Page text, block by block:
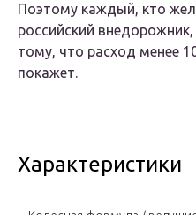
Поэтому каждый, кто
российский
тому, что расход менее
покажет.
Характеристики